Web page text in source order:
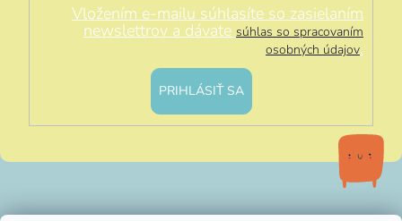
Vložením e-mailu súhlasíte so zasielaním
newslettrov a dávate súhlas so spracovaním
osobných údajov.
PRIHLÁSIŤ SA